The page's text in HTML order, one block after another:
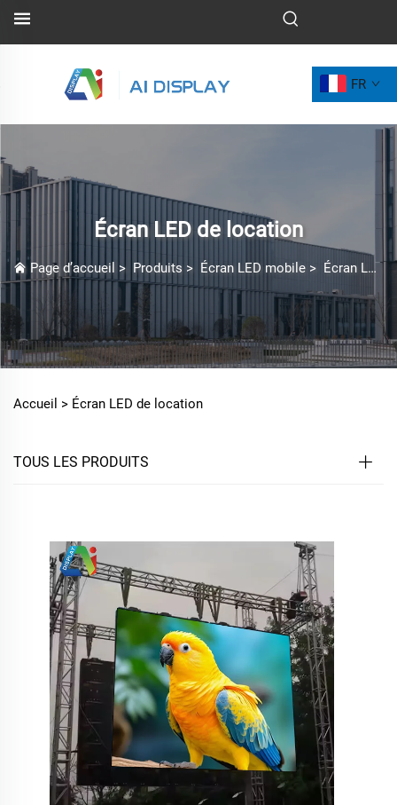
FR
Écran LED de location
Page d’accueil > Produits > Écran LED mobile > Écran LED de location
Accueil > Écran LED de location
TOUS LES PRODUITS